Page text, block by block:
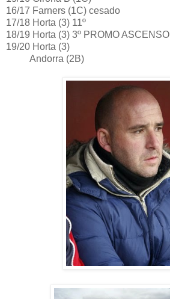
16/17 Farners (1C) cesado
17/18 Horta (3) 11º
18/19 Horta (3) 3º PROMO ASCENSO
19/20 Horta (3)
Andorra (2B)